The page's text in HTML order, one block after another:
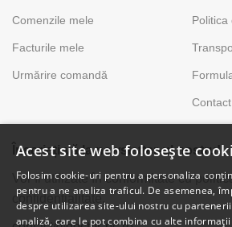
Comenzile mele
Facturile mele
Urmărire comandă
Politica
Contact
Înscrieți-vă la newsletter-ul nostru!
Vor fi utilizate în conformitate cu
confidențialitate.
Acest site web folosește
Folosim cookie-uri pentru a personaliza
pentru a ne analiza traficul. De asemenea,
despre utilizarea site-ului nostru cu
analiză, care le pot combina cu alte